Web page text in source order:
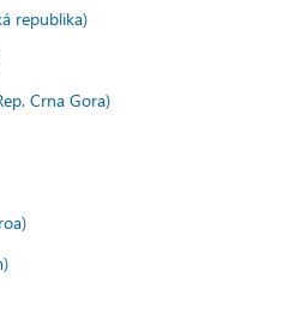
republika)
Crna Gora)